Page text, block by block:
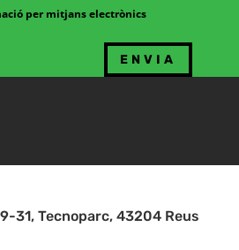
per mitjans electrònics
31, Tecnoparc, 43204 Reus